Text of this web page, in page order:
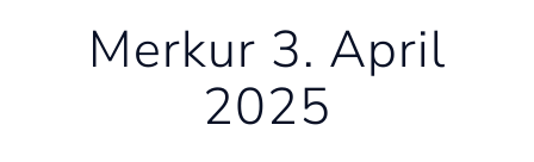
Merkur 3. April
2025